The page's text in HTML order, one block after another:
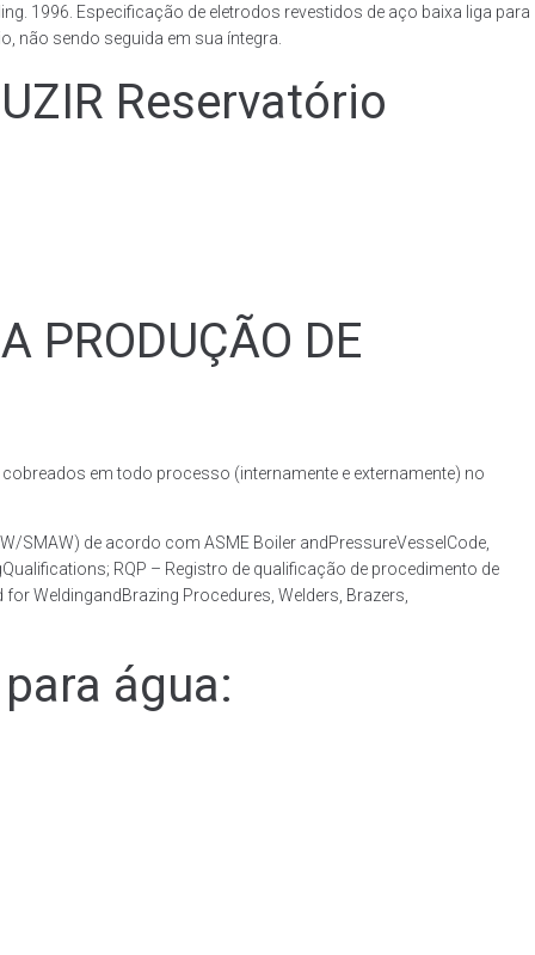
1996. Especificação de eletrodos revestidos de aço baixa liga para
não sendo seguida em sua íntegra.
Reservatório
PRODUÇÃO DE
em todo processo (internamente e externamente) no
SMAW) de acordo com ASME Boiler andPressureVesselCode,
RQP – Registro de qualificação de procedimento de
WeldingandBrazing Procedures, Welders, Brazers,
água: